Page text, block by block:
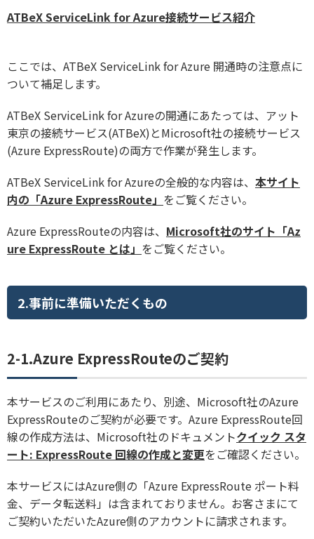
ATBeX ServiceLink for Azure接続サービス紹介
ここでは、ATBeX ServiceLink for Azure 開通時の注意点に
ついて補足します。
ATBeX ServiceLink for Azureの開通にあたっては、アット
東京の接続サービス(ATBeX)とMicrosoft社の接続サービス
(Azure ExpressRoute)の両方で作業が発生します。
ATBeX ServiceLink for Azureの全般的な内容は、 本サイト
内の「Azure ExpressRoute」 をご覧ください。
Azure ExpressRouteの内容は、 Microsoft社のサイト「Az
ure ExpressRoute とは」 をご覧ください。
2.事前に準備いただくもの
2-1.Azure ExpressRouteのご契約
本サービスのご利用にあたり、別途、Microsoft社のAzure
ExpressRouteのご契約が必要です。Azure ExpressRoute回
線の作成方法は、Microsoft社のドキュメントクイック スタ
ート: ExpressRoute 回線の作成と変更をご確認ください。
本サービスにはAzure側の「Azure ExpressRoute ポート料
金、データ転送料」は含まれておりません。お客さまにて
ご契約いただいたAzure側のアカウントに請求されます。